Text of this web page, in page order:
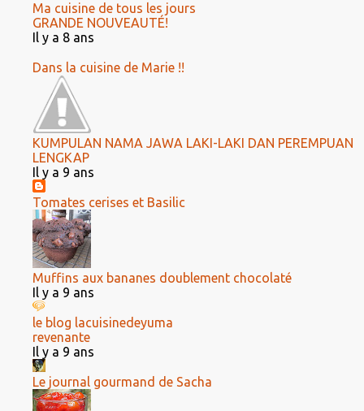
Ma cuisine de tous les jours
GRANDE NOUVEAUTÉ!
Il y a 8 ans
Dans la cuisine de Marie !!
KUMPULAN NAMA JAWA LAKI-LAKI DAN PEREMPUAN
LENGKAP
Il y a 9 ans
Tomates cerises et Basilic
Muffins aux bananes doublement chocolaté
Il y a 9 ans
le blog lacuisinedeyuma
revenante
Il y a 9 ans
Le journal gourmand de Sacha